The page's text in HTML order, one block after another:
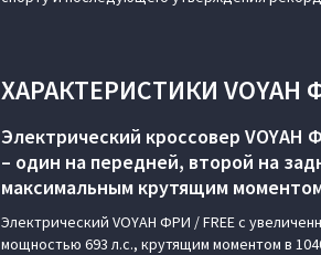
ХАРАКТЕРИСТИКИ VOYAH
Электрический кроссовер VOYAH
– один на передней, второй на
максимальным крутящим
Электрический VOYAH ФРИ / FREE с
мощностью 693 л.с., крутящим моментом в